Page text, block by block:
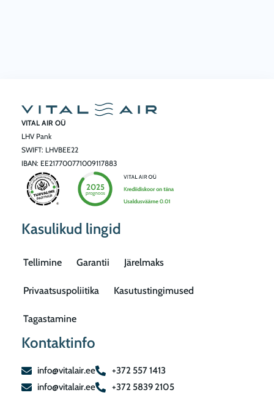
VITAL AIR OÜ
LHV Pank
SWIFT: LHVBEE22
IBAN: EE217700771009117883
Kasulikud lingid
Tellimine Garantii Järelmaks
Privaatsuspoliitika Kasutustingimused
Tagastamine
Kontaktinfo
info@vitalair.ee
+372 557 1413
info@vitalair.ee
+372 5839 2105